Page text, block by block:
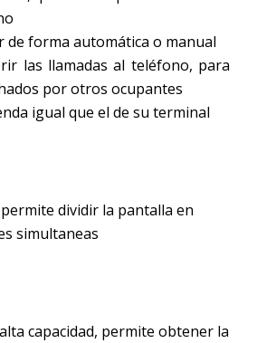
de forma automática o manual
las llamadas al teléfono, para
por otros ocupantes
igual que el de su terminal
permite dividir la pantalla en
simultaneas
capacidad, permite obtener la